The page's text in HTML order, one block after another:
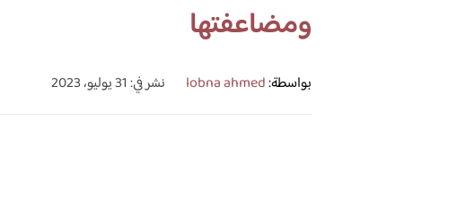
ومضاعفتها
بواسطة:lobna ahmed نشر في: 31 يوليو، 2023